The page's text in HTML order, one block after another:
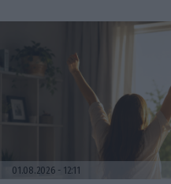
01.08.2026 12:11